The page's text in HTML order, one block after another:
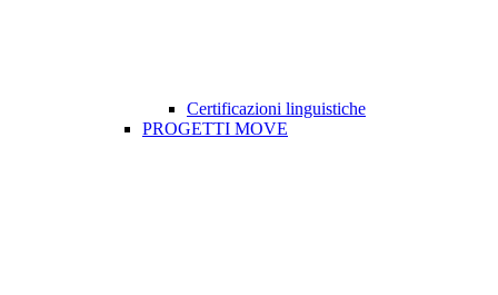
Certificazioni linguistiche
PROGETTI MOVE